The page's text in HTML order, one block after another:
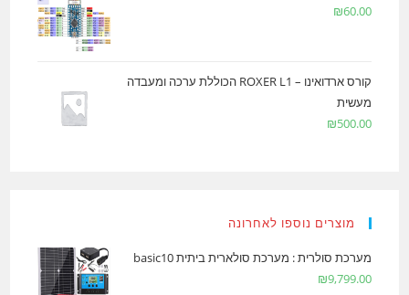
₪60.00
קורס ארדואינו – ROXER L1 הכוללת ערכה ומעבדה
מעשית
₪500.00
מוצרים נוספו לאחרונה
מערכת סולרית : מערכת סולארית ביתית basic10
₪9,799.00